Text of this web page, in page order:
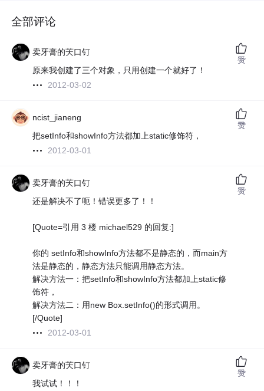
全部评论
卖牙膏的芖口钉
原来我创建了三个对象，只用创建一个就好了！
2012-03-02
赞
ncist_jianeng
把setInfo和showInfo方法都加上static修饰符，
2012-03-01
赞
卖牙膏的芖口钉
还是解决不了呃！错误更多了！！
[Quote=引用 3 楼 michael529 的回复:]
你的 setInfo和showInfo方法都不是静态的，而main方
法是静态的，静态方法只能调用静态方法。
解决方法一：把setInfo和showInfo方法都加上static修
饰符，
解决方法二：用new Box.setInfo()的形式调用。
[/Quote]
2012-03-01
赞
卖牙膏的芖口钉
我试试！！！
赞